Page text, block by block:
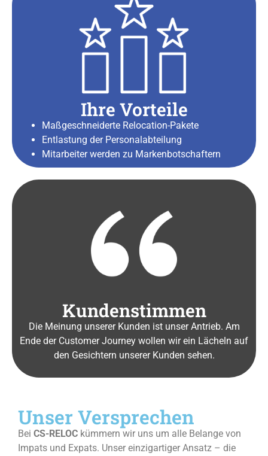
Ihre Vorteile
Maßgeschneiderte Relocation-Pakete
Entlastung der Personalabteilung
Mitarbeiter werden zu Markenbotschaftern
Kundenstimmen
Die Meinung unserer Kunden ist unser Antrieb. Am
Ende der Customer Journey wollen wir ein Lächeln auf
den Gesichtern unserer Kunden sehen.
Unser Versprechen
Bei CS-RELOC kümmern wir uns um alle Belange von
Impats und Expats. Unser einzigartiger Ansatz – die